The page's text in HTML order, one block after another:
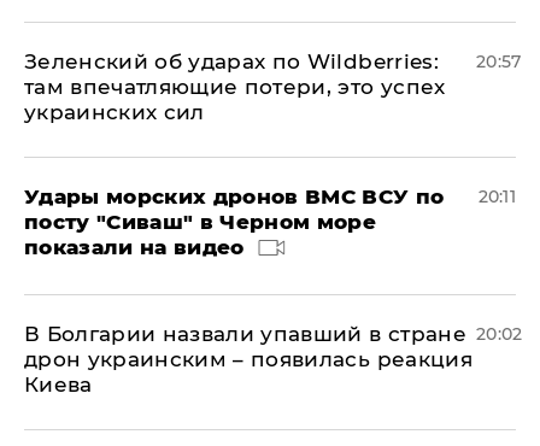
Зеленский об ударах по Wildberries:
там впечатляющие потери, это успех
украинских сил
20:57
Удары морских дронов ВМС ВСУ по
посту "Сиваш" в Черном море
показали на видео
20:11
В Болгарии назвали упавший в стране
дрон украинским – появилась реакция
Киева
20:02